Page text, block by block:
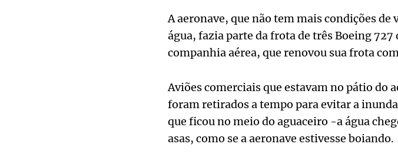
A aeronave, que não tem mais condições
água, fazia parte da frota de três Boeing
companhia aérea, que renovou sua frota
Aviões comerciais que estavam no pátio do
foram retirados a tempo para evitar a
que ficou no meio do aguaceiro -a água
asas, como se a aeronave estivesse boiando.